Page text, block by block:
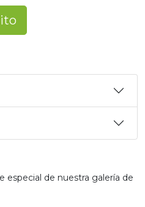
especial de nuestra galería de